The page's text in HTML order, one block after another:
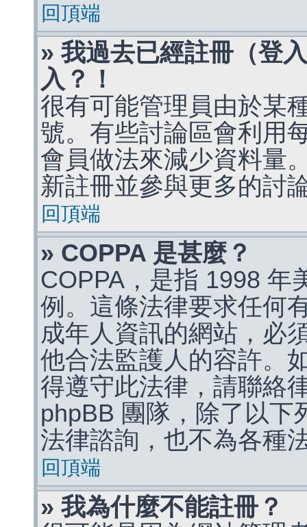
回頂端
» 我過去已經註冊（登
入？！
很有可能管理員由於某
號。有些討論區會利用
會員做法來減少資料量
新註冊並參與更多的討
回頂端
» COPPA 是甚麼？
COPPA，是指 1998 年
例。這條法律要求任何
成年人資訊的網站，必
他合法監護人的容許。
得遵守此法律，請聯絡
phpBB 團隊，除了以下
法律諮詢，也不為各種
回頂端
» 我為什麼不能註冊？